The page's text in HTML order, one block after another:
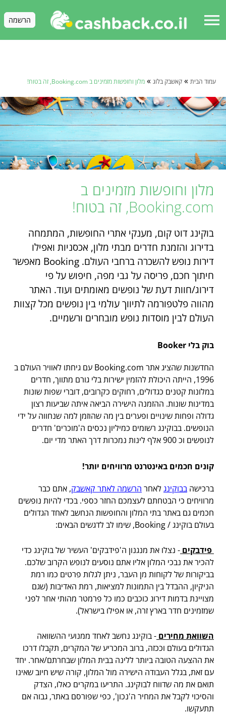
menu הרשמה
עמוד הבית » קאשבק בלוג » מלון וחופשות מזמינים ב Booking.com, זה בטוח!
מלון וחופשות מזמינים ב
Booking.com, זה בטוח!
בוקינג דוט קום, מענקי אתרי החופשות, המתמחה
בדירוג והזמנת חדרים מבתי מלון, אכסניות ואפילו
דירות נופש להשכרה ברחבי העולם. Booking מאפשר
חיתוך חכם, פריסה על גבי מפה, חיפוש על פי
דירוג/חוות דעת של נופשים מאומתים ועוד. האתר
מהווה פלטפורמה לתיווך עולמי בין נופשים מכל קצוות
העולם לבין מוסדות נופש מובחרים ורשמיים.
בוק בלי Booker
החדשנות שהציג אתר Booking.com עם גיחתו לאוויר העולם ב
1996, הייתה היכולת להזמין ישירות בלי גורם מתווך, חדרים
במלונות קטנים כגדולים, רחוקים כקרובים, דוברי שפות שונות
במדינות שונות. ההזמנה הישירה הביאה איתה שביעות רצון
גדולה ופחות שינויים ופערים בין מה שהוזמן למה שנחווה על ידי
הנופשים. בבוקינג רשומים כמיליון נכסים ה'מוכרים' חדרים
לנופשים וכ 900 אלף לינות נמכרות דרך האתר מדי יום.
קונים חכמים באינטרנט מרוויחים יותר!
ברכישה בבוקינגלאחר הרשמה לאתר קאשבק, אתם כבר
מרוויחים כי הבטחתם לעצמכם החזר כספי. בכדי להיות נופשים
חכמים גם באתר בתי המלון והחופשות הנחשב לאחד הגדולים
בעולם בוקינג / Booking, שימו לב לדגשים הבאים:
פידבקים - נצלו את מנגנון ה'פידבקים' העשיר של בוקינג כדי
להכיר את נבכי המלון אליו אתם נוסעים לנופש הקרוב שלכם.
בביקורות של לקוחות מן העבר, ניתן לגלות פרטים כמו רמת
הניקיון, ההבדל בין התמונות למציאות, רמת האדיבות (שגם
מצויינת בדמות דירוג כוכבים כמו כל פרמטר מהותי אחר לפני
שמזמינים חדר בארץ זרה, או אפילו בישראל).
השוואת מחירים - בוקינג נחשב לאחד ממנועי ההשוואה
הגדולים בעולם וככזה, ברוב המכריע של המקרים, תקבלו דרכו
את ההצעה הטובה ביותר ללינה בבית המלון שבחרתם/אחר. יחד
עם זאת, בגלל העבודה הישירה מול המלון, קורה שיש חיוב שאינו
תואם את מה שדווח לבוקינג. התריעו במקרים כאלו, הצדק
והסיכוי לקבל את המחיר ה'נכון', כפי שפורסם באתר, גבוה אם
תתעקשו.